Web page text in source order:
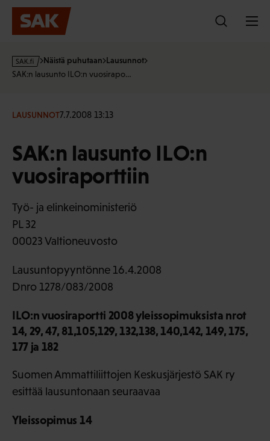
Hyppää
sisältöön
s
a
f
Näistä puhutaan Lausunnot
SAK:n lausunto ILO:n vuosirapo…
LAUSUNNOT7.7.2008 13:13
SAK:n lausunto ILO:n
vuosiraporttiin
Työ- ja elinkeinoministeriö
PL 32
00023 Valtioneuvosto
Lausuntopyyntönne 16.4.2008
Dnro 1278/083/2008
ILO:n vuosiraportti 2008 yleissopimuksista nrot
14, 29, 47, 81,105,129, 132,138, 140,142, 149, 175,
177 ja 182
Suomen Ammattiliittojen Keskusjärjestö SAK ry
esittää lausuntonaan seuraavaa
Yleissopimus 14